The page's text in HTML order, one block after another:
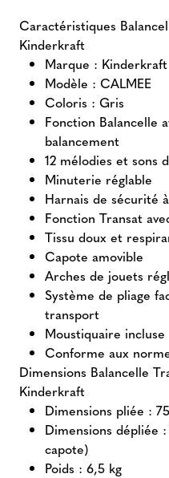
Caractéristiques
Kinderkraft
Marque : Kinderkraft
Modèle : CALMEE
Coloris : Gris
Fonction Balancelle
balancement
12 mélodies et sons
Minuterie réglable
Harnais de sécurité
Fonction Transat
Tissu doux et
Capote amovible
Arches de jouets
Système de pliage
transport
Moustiquaire incluse
Conforme aux
Dimensions Balancelle
Kinderkraft
Dimensions pliée :
Dimensions dépliée
capote)
Poids : 6,5 kg